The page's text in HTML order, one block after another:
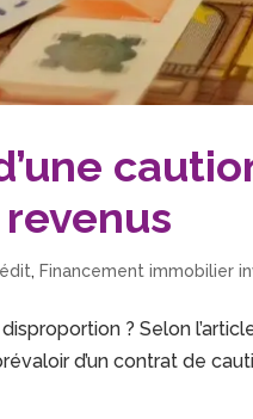
, Financement immobilier
? Selon
d’un contrat de